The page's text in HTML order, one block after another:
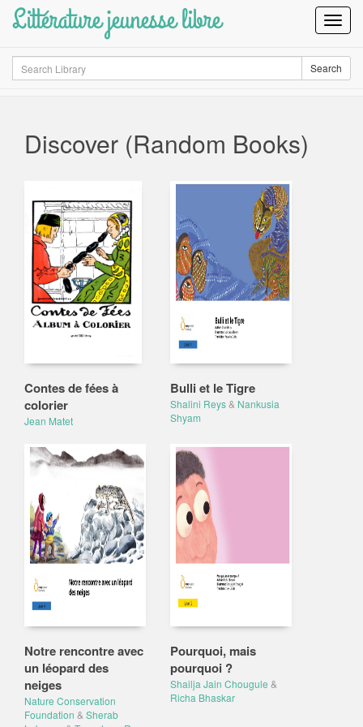
Littérature jeunesse libre
Search Search
Discover (Random Books)
Contes de fées à
colorier
Jean Matet
Bulli et le Tigre
Shalini Reys& Nankusia
Shyam
Notre rencontre avec
un léopard des
neiges
Nature Conservation
Foundation & Sherab
Pourquoi, mais
pourquoi ?
Shailja Jain Chougule &
Richa Bhaskar